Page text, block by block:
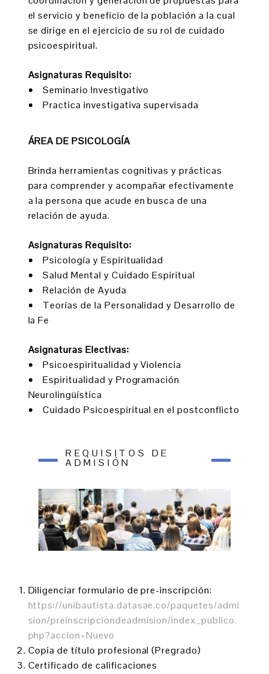
el servicio y beneficio de la población a la cual
se dirige en el ejercicio de su rol de cuidado
psicoespiritual.
Asignaturas Requisito:
• Seminario Investigativo
• Practica investigativa supervisada
ÁREA DE PSICOLOGÍA
Brinda herramientas cognitivas y prácticas
para comprender y acompañar efectivamente
a la persona que acude en busca de una
relación de ayuda.
Asignaturas Requisito:
• Psicología y Espiritualidad
• Salud Mental y Cuidado Espiritual
• Relación de Ayuda
• Teorías de la Personalidad y Desarrollo de
la Fe
Asignaturas Electivas:
• Psicoespiritualidad y Violencia
• Espiritualidad y Programación
Neurolingüística
• Cuidado Psicoespiritual en el postconflicto
REQUISITOS DE
ADMISIÓN
Diligenciar formulario de pre-inscripción:
https://unibautista.datasae.co/paquetes/admi
sion/preinscripciondeadmision/index_publico.
php?accion=Nuevo
Copia de título profesional (Pregrado)
Certificado de calificaciones